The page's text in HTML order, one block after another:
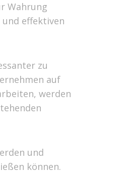
Wahrung
effektiven
zu
auf
werden
und
können.